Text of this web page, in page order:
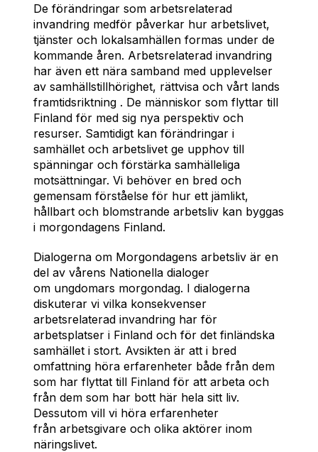
De förändringar som arbetsrelaterad
invandring medför påverkar hur arbetslivet,
tjänster och lokalsamhällen formas under de
kommande åren. Arbetsrelaterad invandring
har även ett nära samband med upplevelser
av samhällstillhörighet, rättvisa och vårt lands
framtidsriktning . De människor som flyttar till
Finland för med sig nya perspektiv och
resurser. Samtidigt kan förändringar i
samhället och arbetslivet ge upphov till
spänningar och förstärka samhälleliga
motsättningar. Vi behöver en bred och
gemensam förståelse för hur ett jämlikt,
hållbart och blomstrande arbetsliv kan byggas
i morgondagens Finland.
Dialogerna om Morgondagens arbetsliv är en
del av vårens Nationella dialoger
om ungdomars morgondag. I dialogerna
diskuterar vi vilka konsekvenser
arbetsrelaterad invandring har för
arbetsplatser i Finland och för det finländska
samhället i stort. Avsikten är att i bred
omfattning höra erfarenheter både från dem
som har flyttat till Finland för att arbeta och
från dem som har bott här hela sitt liv.
Dessutom vill vi höra erfarenheter
från arbetsgivare och olika aktörer inom
näringslivet.